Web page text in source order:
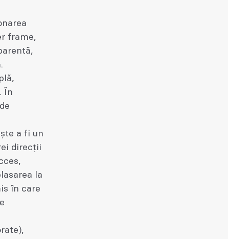
frame,
În
a fi un
direcții
la
în care